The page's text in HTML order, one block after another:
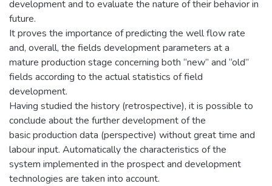
development and to evaluate the nature of their behavior in
future.
It proves the importance of predicting the well flow rate
and, overall, the fields development parameters at a
mature production stage concerning both “new” and “old”
fields according to the actual statistics of field
development.
Having studied the history (retrospective), it is possible to
conclude about the further development of the
basic production data (perspective) without great time and
labour input. Automatically the characteristics of the
system implemented in the prospect and development
technologies are taken into account.